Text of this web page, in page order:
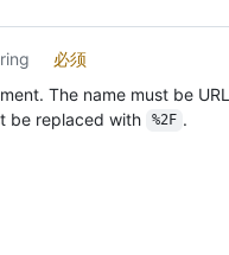
必须
The name must be
be replaced with
%2F .